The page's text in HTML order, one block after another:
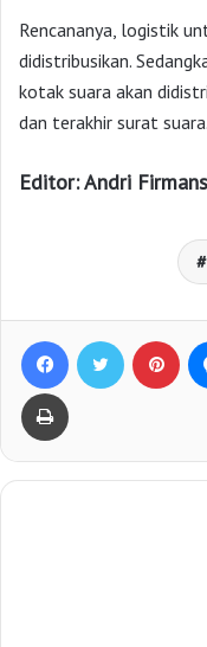
Rencananya, logistik
didistribusikan.
kotak suara akan
dan terakhir surat suara.
Editor: Andri